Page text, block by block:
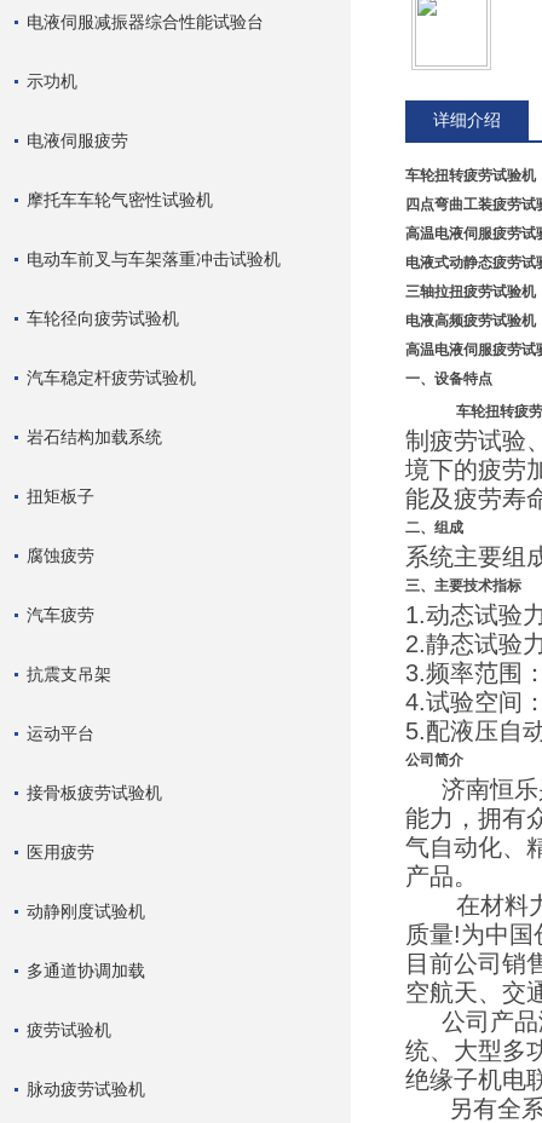
电液伺服减振器综合性能试验台
示功机
电液伺服疲劳
摩托车车轮气密性试验机
电动车前叉与车架落重冲击试验机
车轮径向疲劳试验机
汽车稳定杆疲劳试验机
岩石结构加载系统
扭矩板子
腐蚀疲劳
汽车疲劳
抗震支吊架
运动平台
接骨板疲劳试验机
医用疲劳
动静刚度试验机
多通道协调加载
疲劳试验机
脉动疲劳试验机
详细介绍
车轮扭转疲劳试验机
四点弯曲工装疲劳试
高温电液伺服疲劳试
电液式动静态疲劳试
三轴拉扭疲劳试验机
电液高频疲劳试验机
高温电液伺服疲劳试
一、设备特点
车轮扭转疲
制疲劳试验
境下的疲劳
能及疲劳寿
二、组成
系统主要组
三、主要技术指标
1.动态试验
2.静态试验
3.频率范围
4.试验空间
5.配液压自
公司简介
济南恒乐
能力，拥有
气自动化、
产品。
在材料力
质量!为中
目前公司销
空航天、交
公司产品
统、大型多
绝缘子机电
另有全系